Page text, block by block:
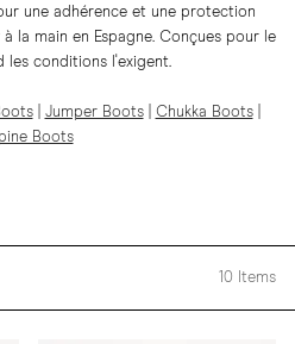
une adhérence et une protection
la main en Espagne. Conçues pour le
les conditions l'exigent.
| Jumper Boots| Chukka Boots|
Boots
10 Items